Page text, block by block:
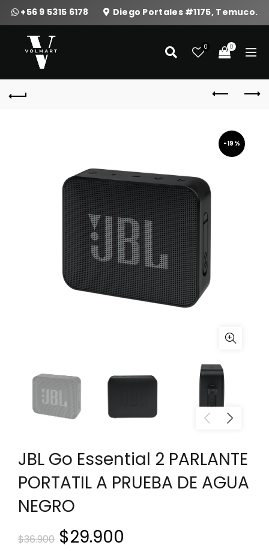
+56 9 5315 6178 Diego Portales #1175, Temuco.
0 0
-19%
JBL Go Essential 2 PARLANTE
PORTATIL A PRUEBA DE AGUA
NEGRO
$36.900 El
$29.900